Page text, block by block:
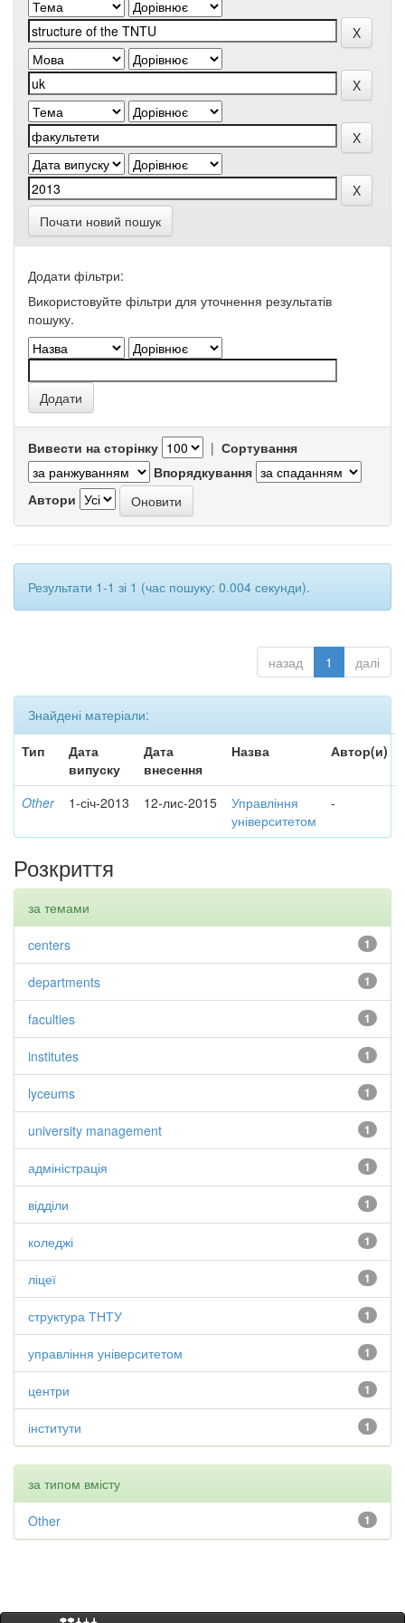
Почати новий пошук
Додати фільтри:
Використовуйте фільтри для уточнення результатів
пошуку.
Вивести на сторінку | Сортування
Впорядкування
Автори
Результати 1-1 зі 1 (час пошуку: 0.004 секунди).
назад 1 далі
Знайдені матеріали:
Тип
Дата
випуску
Дата
внесення
Назва Автор(и)
Other 1-січ-2013 12-лис-2015
Управління
університетом
-
Розкриття
за темами
1
centers
1
departments
1
faculties
1
institutes
1
lyceums
1
university management
1
адміністрація
1
відділи
1
коледжі
1
ліцеї
1
структура ТНТУ
1
управління університетом
1
центри
1
інститути
за типом вмісту
1
Other